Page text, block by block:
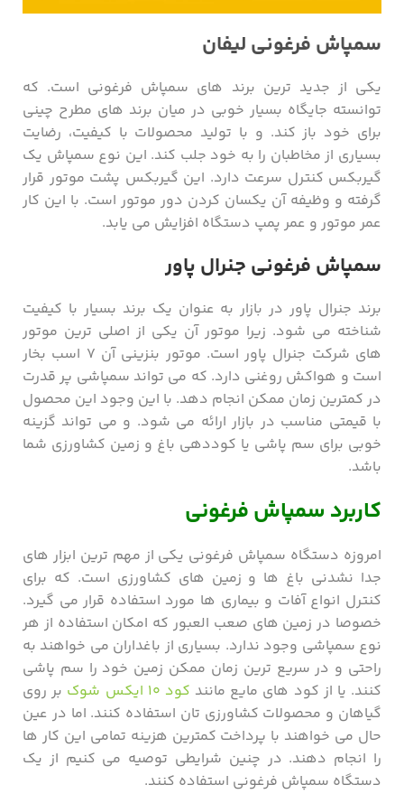
سمپاش فرغونی لیفان
یکی از جدید ترین برند های سمپاش فرغونی است. که
توانسته جایگاه بسیار خوبی در میان برند های مطرح چینی
برای خود باز کند. و با تولید محصولات با کیفیت، رضایت
بسیاری از مخاطبان را به خود جلب کند. این نوع سمپاش یک
گیربکس کنترل سرعت دارد. این گیربکس پشت موتور قرار
گرفته و وظیفه آن یکسان کردن دور موتور است. با این کار
عمر موتور و عمر پمپ دستگاه افزایش می یابد.
سمپاش فرغونی جنرال پاور
برند جنرال پاور در بازار به عنوان یک برند بسیار با کیفیت
شناخته می شود. زیرا موتور آن یکی از اصلی ترین موتور
های شرکت جنرال پاور است. موتور بنزینی آن ۷ اسب بخار
است و هواکش روغنی دارد. که می تواند سمپاشی پر قدرت
در کمترین زمان ممکن انجام دهد. با این وجود این محصول
با قیمتی مناسب در بازار ارائه می شود. و می تواند گزینه
خوبی برای سم پاشی یا کوددهی باغ و زمین کشاورزی شما
باشد.
کاربرد سمپاش فرغونی
امروزه دستگاه سمپاش فرغونی یکی از مهم ترین ابزار های
جدا نشدنی باغ ها و زمین های کشاورزی است. که برای
کنترل انواع آفات و بیماری ها مورد استفاده قرار می گیرد.
خصوصا در زمین های صعب العبور که امکان استفاده از هر
نوع سمپاشی وجود ندارد. بسیاری از باغداران می خواهند به
راحتی و در سریع ترین زمان ممکن زمین خود را سم پاشی
کنند. یا از کود های مایع مانند کود ۱۰ ایکس شوک
بر روی
گیاهان و محصولات کشاورزی تان استفاده کنند. اما در عین
حال می خواهند با پرداخت کمترین هزینه تمامی این کار ها
را انجام دهند. در چنین شرایطی توصیه می کنیم از یک
دستگاه سمپاش فرغونی استفاده کنند.